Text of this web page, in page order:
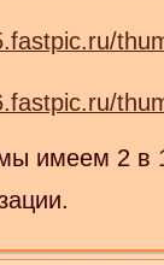
имеем 2 в